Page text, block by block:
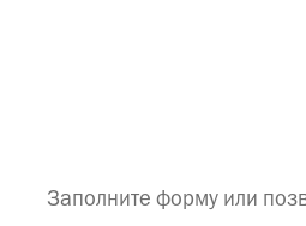
Заполните форму или